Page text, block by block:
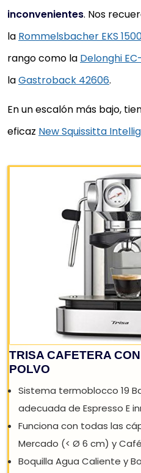
inconvenientes. Nos
la Rommelsbacher EKS
rango como la Delonghi
laGastroback 42606.
En un escalón más bajo,
eficaz New Squissitta